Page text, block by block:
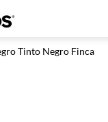
Tinto Negro Finca